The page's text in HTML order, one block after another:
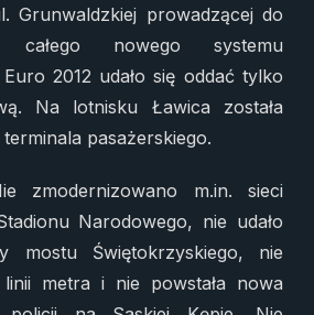
Grunwaldzkiej prowadzącej do
całego nowego systemu
2012 udało się oddać tylko
Na lotnisku Ławica została
pasażerskiego.
zmodernizowano m.in. sieci
Narodowego, nie udało
mostu Świętokrzyskiego, nie
metra i nie powstała nowa